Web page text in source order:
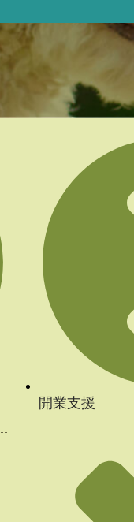
開業支援